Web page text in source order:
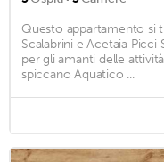
Questo appartamento si
Scalabrini e Acetaia Picci
per gli amanti delle
spiccano Aquatico ...